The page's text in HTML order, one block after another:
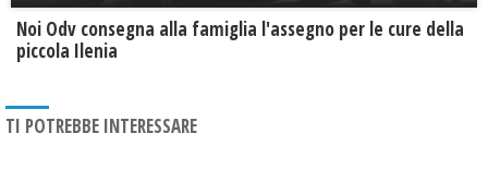
Noi Odv consegna alla famiglia l'assegno per le cure della
piccola Ilenia
TI POTREBBE INTERESSARE